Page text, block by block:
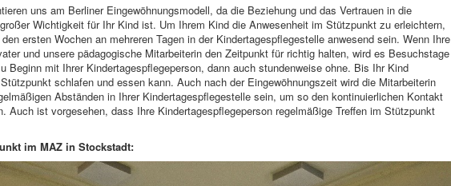
uns am Berliner Eingewöhnungsmodell, da die Beziehung und das Vertrauen in die
Wichtigkeit für Ihr Kind ist. Um Ihrem Kind die Anwesenheit im Stützpunkt zu erleichtern,
ersten Wochen an mehreren Tagen in der Kindertagespflegestelle anwesend sein. Wenn Ihre
und unsere pädagogische Mitarbeiterin den Zeitpunkt für richtig halten, wird es Besuchstage
Beginn mit Ihrer Kindertagespflegeperson, dann auch stundenweise ohne. Bis Ihr Kind
schlafen und essen kann. Auch nach der Eingewöhnungszeit wird die Mitarbeiterin
Abständen in Ihrer Kindertagespflegestelle sein, um so den kontinuierlichen Kontakt
Auch ist vorgesehen, dass Ihre Kindertagespflegeperson regelmäßige Treffen im Stützpunkt
im MAZ in Stockstadt: